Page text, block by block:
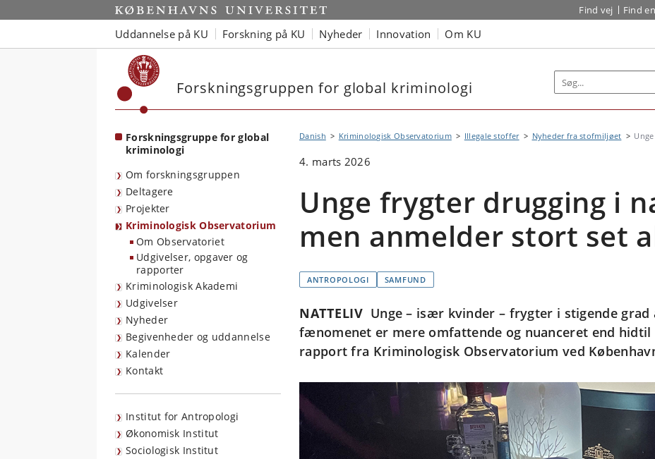
Start Find vej Find
Uddannelse på KU Forskning på KU Nyheder Innovation Om KU
Forskningsgruppen for global kriminologi
Forskningsgruppe for global
kriminologi
Om forskningsgruppen
Deltagere
Projekter
Kriminologisk Observatorium
Om Observatoriet
Udgivelser, opgaver og
rapporter
Kriminologisk Akademi
Udgivelser
Nyheder
Begivenheder og uddannelse
Kalender
Kontakt
Institut for Antropologi
Økonomisk Institut
Sociologisk Institut
Danish Kriminologisk Observatorium Illegale stoffer Nyheder fra stofmiljøet
4. marts 2026
Unge frygter drugging i
men anmelder stort set
ANTROPOLOGI SAMFUND
NATTELIV Unge – især kvinder – frygter i stigende grad
fænomenet er mere omfattende og nuanceret end hidtil
rapport fra Kriminologisk Observatorium ved